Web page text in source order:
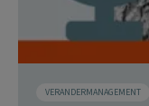
VERANDERMANAGEMENT